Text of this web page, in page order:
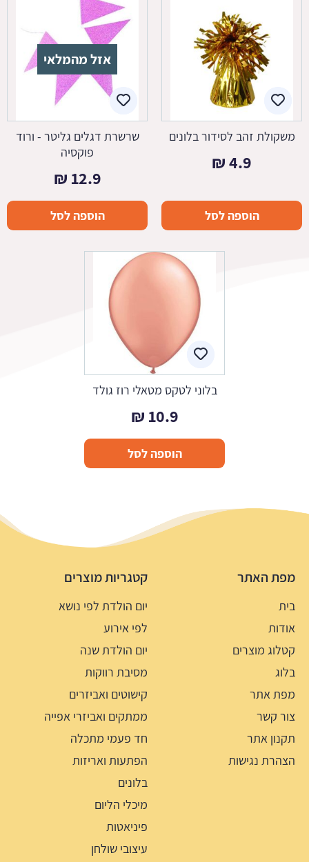
משקולת זהב לסידור בלונים
4.9
₪
הוספה לסל
אזל מהמלאי
שרשרת דגלים גליטר - ורוד
פוקסיה
12.9
₪
הוספה לסל
בלוני לטקס מטאלי רוז גולד
10.9
₪
הוספה לסל
מפת האתר
בית
אודות
קטלוג מוצרים
בלוג
מפת אתר
צור קשר
תקנון אתר
הצהרת נגישות
קטגריות מוצרים
יום הולדת לפי נושא
לפי אירוע
יום הולדת שנה
מסיבת רווקות
קישוטים ואביזרים
ממתקים ואביזרי אפייה
חד פעמי מתכלה
הפתעות ואריזות
בלונים
מיכלי הליום
פיניאטות
עיצובי שולחן